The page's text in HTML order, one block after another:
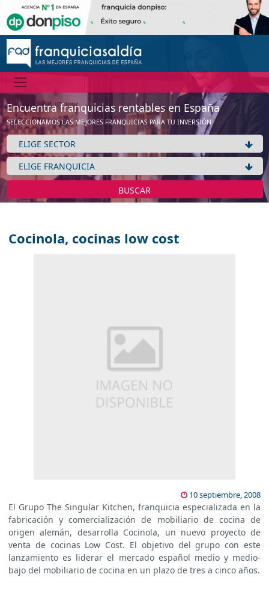
Encuentra franquicias rentables en España
SELECCIONAMOS LAS MEJORES FRANQUICIAS PARA TU INVERSIÓN
BUSCAR
Cocinola, cocinas low cost
10 septiembre, 2008
El Grupo The Singular Kitchen, franquicia especializada en la
fabricación y comercialización de mobiliario de cocina de
origen alemán, desarrolla Cocinola, un nuevo proyecto de
venta de cocinas Low Cost. El objetivo del grupo con este
lanzamiento es liderar el mercado español medio y medio-
bajo del mobiliario de cocina en un plazo de tres a cinco años.